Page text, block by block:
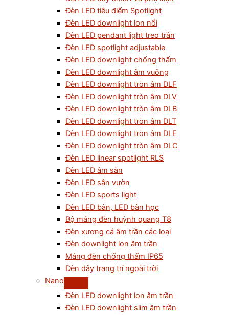
Đèn LED tiêu điểm Spotlight
Đèn LED downlight lon nổi
Đèn LED pendant light treo trần
Đèn LED spotlight adjustable
Đèn LED downlight chống thấm
Đèn LED downlight âm vuông
Đèn LED downlight tròn âm DLF
Đèn LED downlight tròn âm DLV
Đèn LED downlight tròn âm DLB
Đèn LED downlight tròn âm DLT
Đèn LED downlight tròn âm DLE
Đèn LED downlight tròn âm DLC
Đèn LED linear spotlight RLS
Đèn LED âm sàn
Đèn LED sân vườn
Đèn LED sports light
Đèn LED bàn, LED bàn học
Bộ máng đèn huỳnh quang T8
Đèn xương cá âm trần các loại
Đèn downlight lon âm trần
Máng đèn chống thấm IP65
Đèn dây trang trí ngoài trời
Nano
Đèn LED downlight lon âm trần
Đèn LED downlight slim âm trần